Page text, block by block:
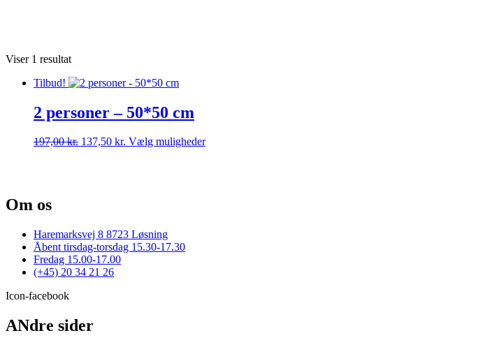
Viser 1 resultat
Tilbud!
2 personer – 50*50 cm
197,00kr. Den
137,50 kr. Den
Vælg mulighederDette
Om os
Haremarksvej 8 8723 Løsning
Åbent tirsdag-torsdag 15.30-17.30
Fredag 15.00-17.00
(+45) 20 34 21 26
Icon-facebook
ANdre sider